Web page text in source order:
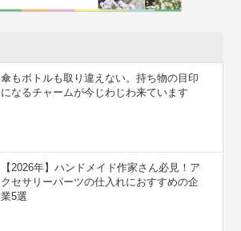
傘もボトルも取り違えない。持ち物の目印
になるチャームが今じわじわ来ています
【2026年】ハンドメイド作家さん必見！ア
クセサリーパーツの仕入れにおすすめの企
業5選